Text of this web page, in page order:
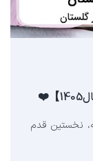
❤️
نخستین قدم